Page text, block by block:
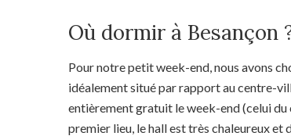
Où dormir à Besançon
Pour notre petit week-end, nous avons
idéalement situé par rapport au centre-
entièrement gratuit le week-end (celui
premier lieu, le hall est très chaleureux et